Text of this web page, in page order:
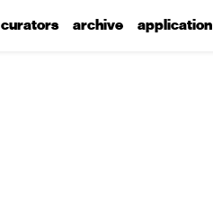
curators archive application